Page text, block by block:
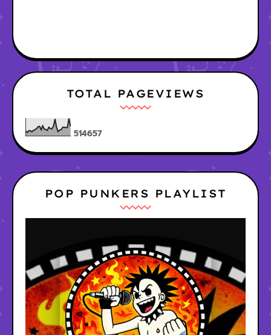
TOTAL PAGEVIEWS
514657
POP PUNKERS PLAYLIST